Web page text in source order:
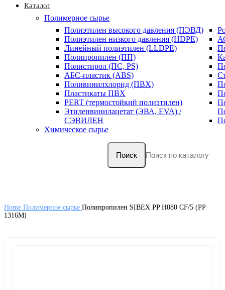
Каталог
Полимерное сырье
Полиэтилен высокого давления (ПЭВД)
Полиэтилен низкого давления (HDPE)
Линейный полиэтилен (LLDPE)
Полипропилен (ПП)
Полистирол (ПС, PS)
АБС-пластик (ABS)
Поливинилхлорид (ПВХ)
Пластикаты ПВХ
PERT (термостойкий полиэтилен)
Этиленвинилацетат (ЭВА, EVA) /
СЭВИЛЕН
Химическое сырье
Поиск
Home Полимерное сырье Полипропилен SIBEX PP H080 CF/5 (PP
1316M)